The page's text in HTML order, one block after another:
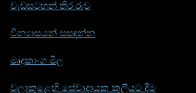
වැඩසටහන් තිර රුව
වින්‍යාසයන් සසඳන්න
මෘදුකාංග මිල
වලාකුළෙහි සේවාදායක කුලියට දීම